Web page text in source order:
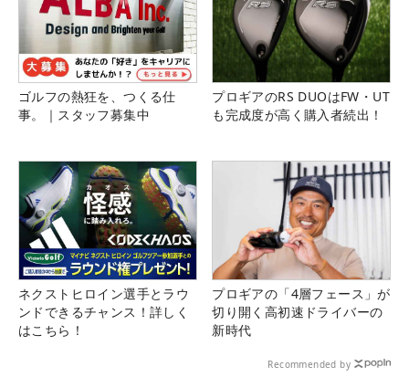
ゴルフの熱狂を、つくる仕
事。｜スタッフ募集中
プロギアのRS DUOはFW・UT
も完成度が高く購入者続出！
ネクストヒロイン選手とラウ
ンドできるチャンス！詳しく
はこちら！
プロギアの「4層フェース」が
切り開く高初速ドライバーの
新時代
Recommended by